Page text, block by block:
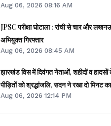
Aug 06, 2026 08:16 AM
JPSC परीक्षा घोटाला : रांची से चार और
अभियुक्त गिरफ्तार
Aug 06, 2026 08:45 AM
झारखंड विस में दिवंगत नेताओं, शहीदों व
पीड़ितों को श्रद्धांजलि, सदन ने रखा दो मिनट
Aug 06, 2026 12:14 PM